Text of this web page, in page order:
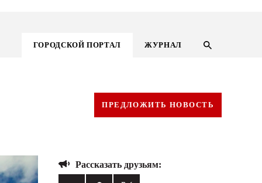
ГОРОДСКОЙ ПОРТАЛ ЖУРНАЛ
ПРЕДЛОЖИТЬ НОВОСТЬ
Рассказать друзьям: